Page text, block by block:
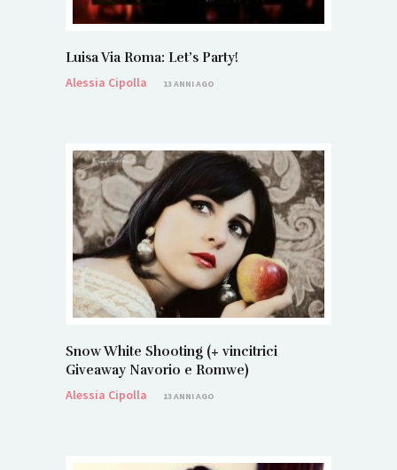
Luisa Via Roma: Let’s Party!
Alessia Cipolla
13 ANNI AGO
Snow White Shooting (+ vincitrici
Giveaway Navorio e Romwe)
Alessia Cipolla
13 ANNI AGO